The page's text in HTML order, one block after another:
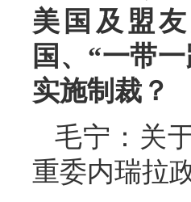
美国及盟
国、“一带
实施制裁？
毛宁：关
重委内瑞拉